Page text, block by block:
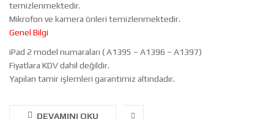
temizlenmektedir.
Mikrofon ve kamera önleri temizlenmektedir.
Genel Bilgi
iPad 2 model numaraları ( A1395 – A1396 – A1397)
Fiyatlara KDV dahil değildir.
Yapılan tamir işlemleri garantimiz altındadır.
DEVAMINI OKU